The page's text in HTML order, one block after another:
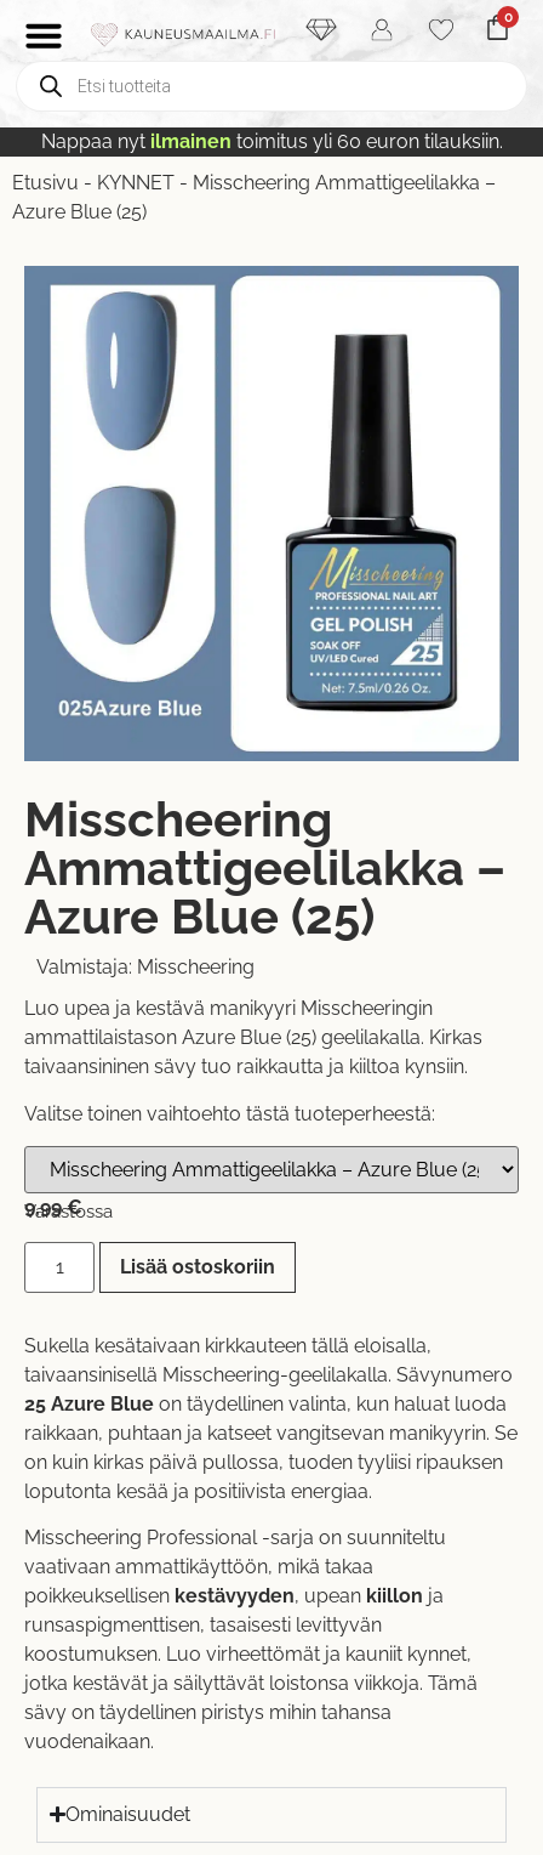
0
Nappaa nyt ilmainen toimitus yli 60 euron tilauksiin.
Etusivu - KYNNET - Misscheering Ammattigeelilakka –
Azure Blue (25)
Misscheering
Ammattigeelilakka –
Azure Blue (25)
Valmistaja: Misscheering
Luo upea ja kestävä manikyyri Misscheeringin
ammattilaistason Azure Blue (25) geelilakalla. Kirkas
taivaansininen sävy tuo raikkautta ja kiiltoa kynsiin.
Valitse toinen vaihtoehto tästä tuoteperheestä:
9,99€
Varastossa
Lisää ostoskoriin
Sukella kesätaivaan kirkkauteen tällä eloisalla,
taivaansinisellä Misscheering-geelilakalla. Sävynumero
25 Azure Blue on täydellinen valinta, kun haluat luoda
raikkaan, puhtaan ja katseet vangitsevan manikyyrin. Se
on kuin kirkas päivä pullossa, tuoden tyyliisi ripauksen
loputonta kesää ja positiivista energiaa.
Misscheering Professional -sarja on suunniteltu
vaativaan ammattikäyttöön, mikä takaa
poikkeuksellisen kestävyyden, upean kiillon ja
runsaspigmenttisen, tasaisesti levittyvän
koostumuksen. Luo virheettömät ja kauniit kynnet,
jotka kestävät ja säilyttävät loistonsa viikkoja. Tämä
sävy on täydellinen piristys mihin tahansa
vuodenaikaan.
Ominaisuudet